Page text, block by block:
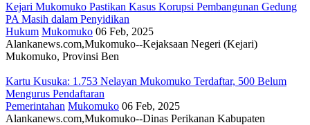
Kejari Mukomuko Pastikan Kasus Korupsi Pembangunan Gedung
PA Masih dalam Penyidikan
Hukum Mukomuko 06 Feb, 2025
Alankanews.com,Mukomuko--Kejaksaan Negeri (Kejari)
Mukomuko, Provinsi Ben
Kartu Kusuka: 1.753 Nelayan Mukomuko Terdaftar, 500 Belum
Mengurus Pendaftaran
Pemerintahan Mukomuko 06 Feb, 2025
Alankanews.com,Mukomuko--Dinas Perikanan Kabupaten